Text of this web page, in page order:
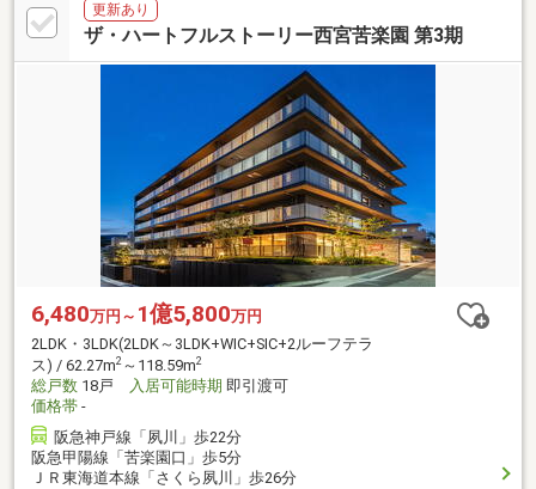
更新あり
ザ・ハートフルストーリー西宮苦楽園 第3期
6,480万円～ 1億5,800万円
2LDK・3LDK(2LDK～3LDK+WIC+SIC+2ルーフテラ
ス) / 62.27m2 ～118.59m2
総戸数 18戸 入居可能時期 即引渡可
価格帯 -
阪急神戸線「夙川」歩22分
阪急甲陽線「苦楽園口」歩5分
ＪＲ東海道本線「さくら夙川」歩26分